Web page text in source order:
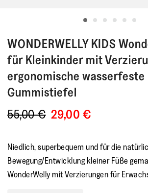
WONDERWELLY KIDS
für Kleinkinder mit
ergonomische wasserfeste
Gummistiefel
55,00 € 29,00 €
Niedlich, superbequem und für die
Bewegung/Entwicklung kleiner Füße
WonderWelly mit Verzierungen für